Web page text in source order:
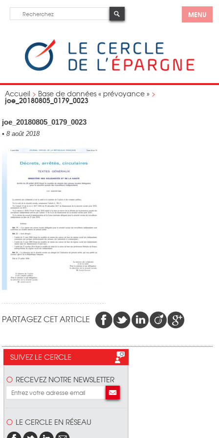
MENU
Accueil > Base de données « prévoyance » >
joe_20180805_0179_0023
joe_20180805_0179_0023
• 8 août 2018
PARTAGEZ CET ARTICLE
SUIVEZ LE CERCLE
RECEVEZ NOTRE NEWSLETTER
LE CERCLE EN RÉSEAU